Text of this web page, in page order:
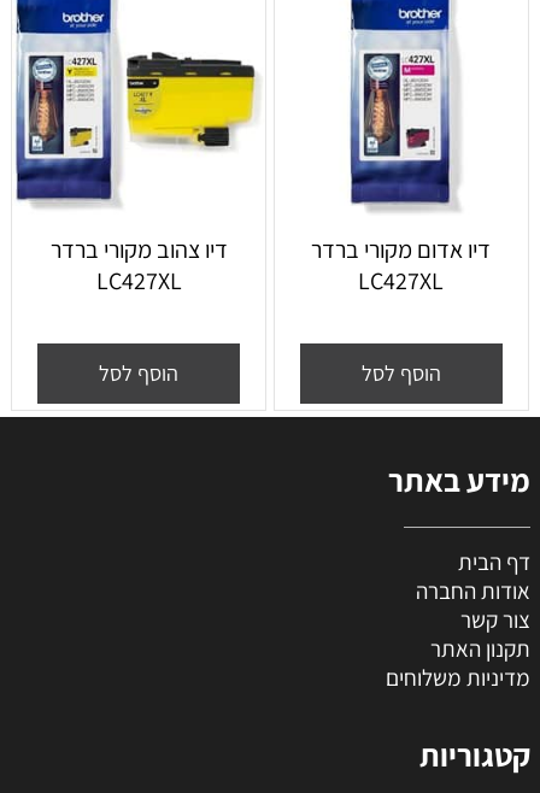
דיו אדום מקורי ברדר
LC427XL
הוסף לסל
דיו צהוב מקורי ברדר
LC427XL
הוסף לסל
מידע באתר
דף הבית
אודות החברה
צור קשר
תקנון האתר
מדיניות משלוחים
קטגוריות